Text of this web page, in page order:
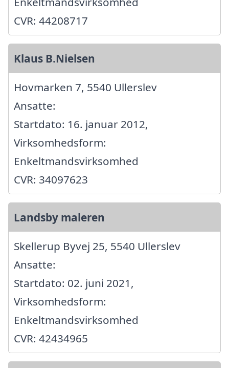
CVR: 44208717
Klaus B.Nielsen
Hovmarken 7, 5540 Ullerslev
Ansatte:
Startdato: 16. januar 2012,
Virksomhedsform:
Enkeltmandsvirksomhed
CVR: 34097623
Landsby maleren
Skellerup Byvej 25, 5540 Ullerslev
Ansatte:
Startdato: 02. juni 2021,
Virksomhedsform:
Enkeltmandsvirksomhed
CVR: 42434965